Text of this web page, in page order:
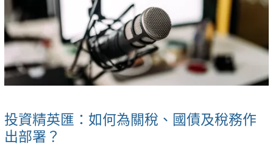
投資精英匯：如何為關稅、國債及稅務作
出部署？